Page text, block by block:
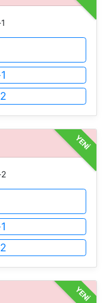
YENİ
YENİ